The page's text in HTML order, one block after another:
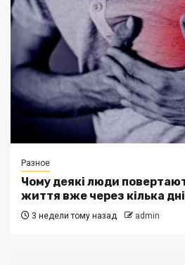
Разное
Чому деякі люди
життя вже через кілька
3 недели тому назад admin